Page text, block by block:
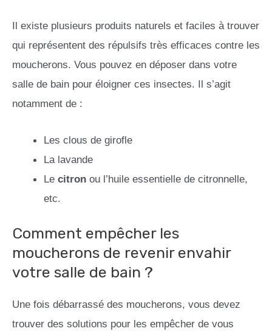
Il existe plusieurs produits naturels et faciles à trouver
qui représentent des répulsifs très efficaces contre les
moucherons. Vous pouvez en déposer dans votre
salle de bain pour éloigner ces insectes. Il s’agit
notamment de :
Les clous de girofle
La lavande
Le citronou l’huile essentielle de citronnelle,
etc.
Comment empêcher les
moucherons de revenir envahir
votre salle de bain ?
Une fois débarrassé des moucherons, vous devez
trouver des solutions pour les empêcher de vous